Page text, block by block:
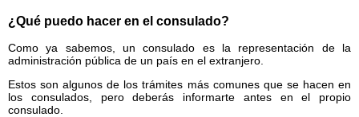
¿Qué puedo hacer en el consulado?
Como ya sabemos, un consulado es la representación de la
administración pública de un país en el extranjero.
Estos son algunos de los trámites más comunes que se hacen en
los consulados, pero deberás informarte antes en el propio
consulado.